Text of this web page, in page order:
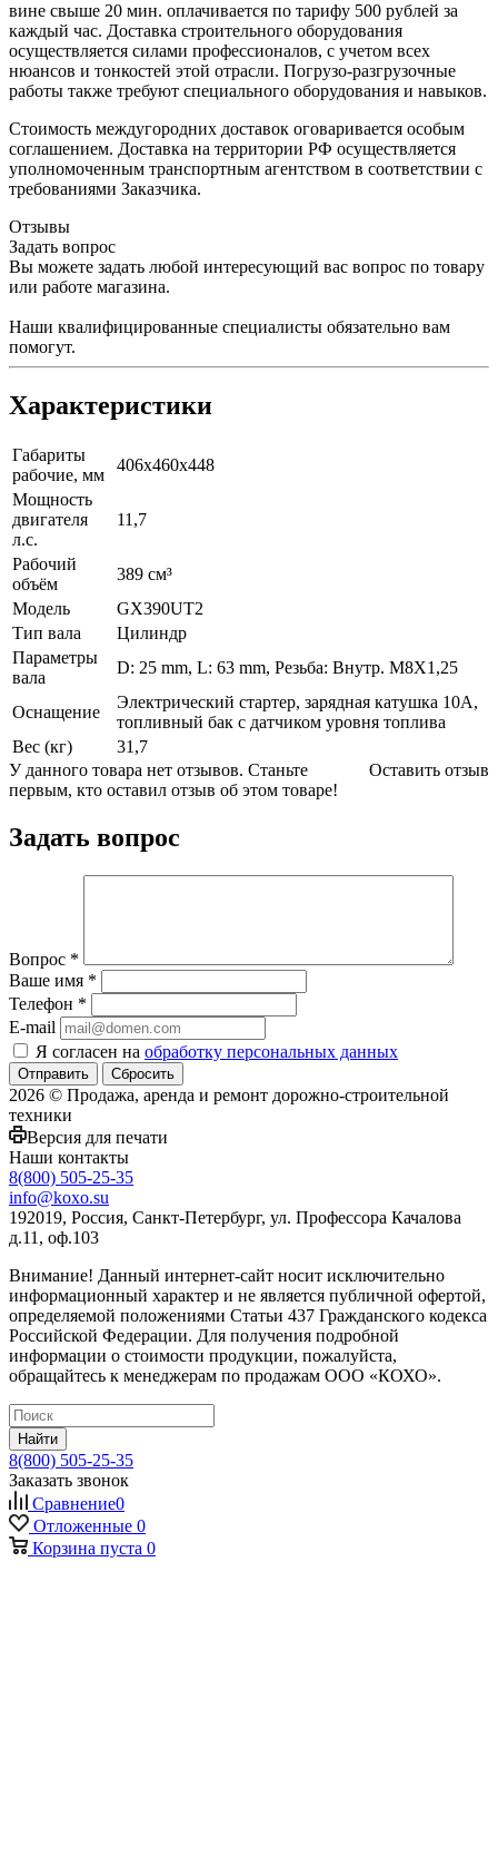
вине свыше 20 мин. оплачивается по тарифу 500 рублей за
каждый час. Доставка строительного оборудования
осуществляется силами профессионалов, с учетом всех
нюансов и тонкостей этой отрасли. Погрузо-разгрузочные
работы также требуют специального оборудования и навыков.
Стоимость междугородних доставок оговаривается особым
соглашением. Доставка на территории РФ осуществляется
уполномоченным транспортным агентством в соответствии с
требованиями Заказчика.
Отзывы
Задать вопрос
Вы можете задать любой интересующий вас вопрос по товару
или работе магазина.
Наши квалифицированные специалисты обязательно вам
помогут.
Характеристики
Габариты
рабочие, мм
406х460х448
Мощность
двигателя
л.с.
11,7
Рабочий
объём
389 см³
Модель
GX390UT2
Тип вала
Цилиндр
Параметры
вала
D: 25 mm, L: 63 mm, Резьба: Внутр. M8X1,25
Оснащение
Электрический стартер, зарядная катушка 10А,
топливный бак с датчиком уровня топлива
Вес (кг)
31,7
Оставить отзыв
У данного товара нет отзывов. Станьте
первым, кто оставил отзыв об этом товаре!
Задать вопрос
Вопрос *
Ваше имя *
Телефон *
E-mail
Я согласен на обработку персональных данных
Сбросить
2026 © Продажа, аренда и ремонт дорожно-строительной
техники
Версия для печати
Наши контакты
8(800) 505-25-35
info@koxo.su
192019, Россия, Санкт-Петербург, ул. Профессора Качалова
д.11, оф.103
Внимание! Данный интернет-сайт носит исключительно
информационный характер и не является публичной офертой,
определяемой положениями Статьи 437 Гражданского кодекса
Российской Федерации. Для получения подробной
информации о стоимости продукции, пожалуйста,
обращайтесь к менеджерам по продажам ООО «КОХО».
Найти
8(800) 505-25-35
Заказать звонок
Сравнение0
Отложенные 0
Корзина пуста 0